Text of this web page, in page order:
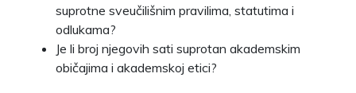
suprotne sveučilišnim pravilima, statutima i
odlukama?
Je li broj njegovih sati suprotan akademskim
običajima i akademskoj etici?